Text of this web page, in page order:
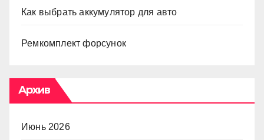
Как выбрать аккумулятор для авто
Ремкомплект форсунок
Архив
Июнь 2026